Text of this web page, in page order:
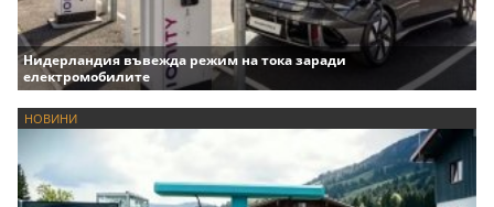
Нидерландия въвежда режим на тока заради
електромобилите
НОВИНИ